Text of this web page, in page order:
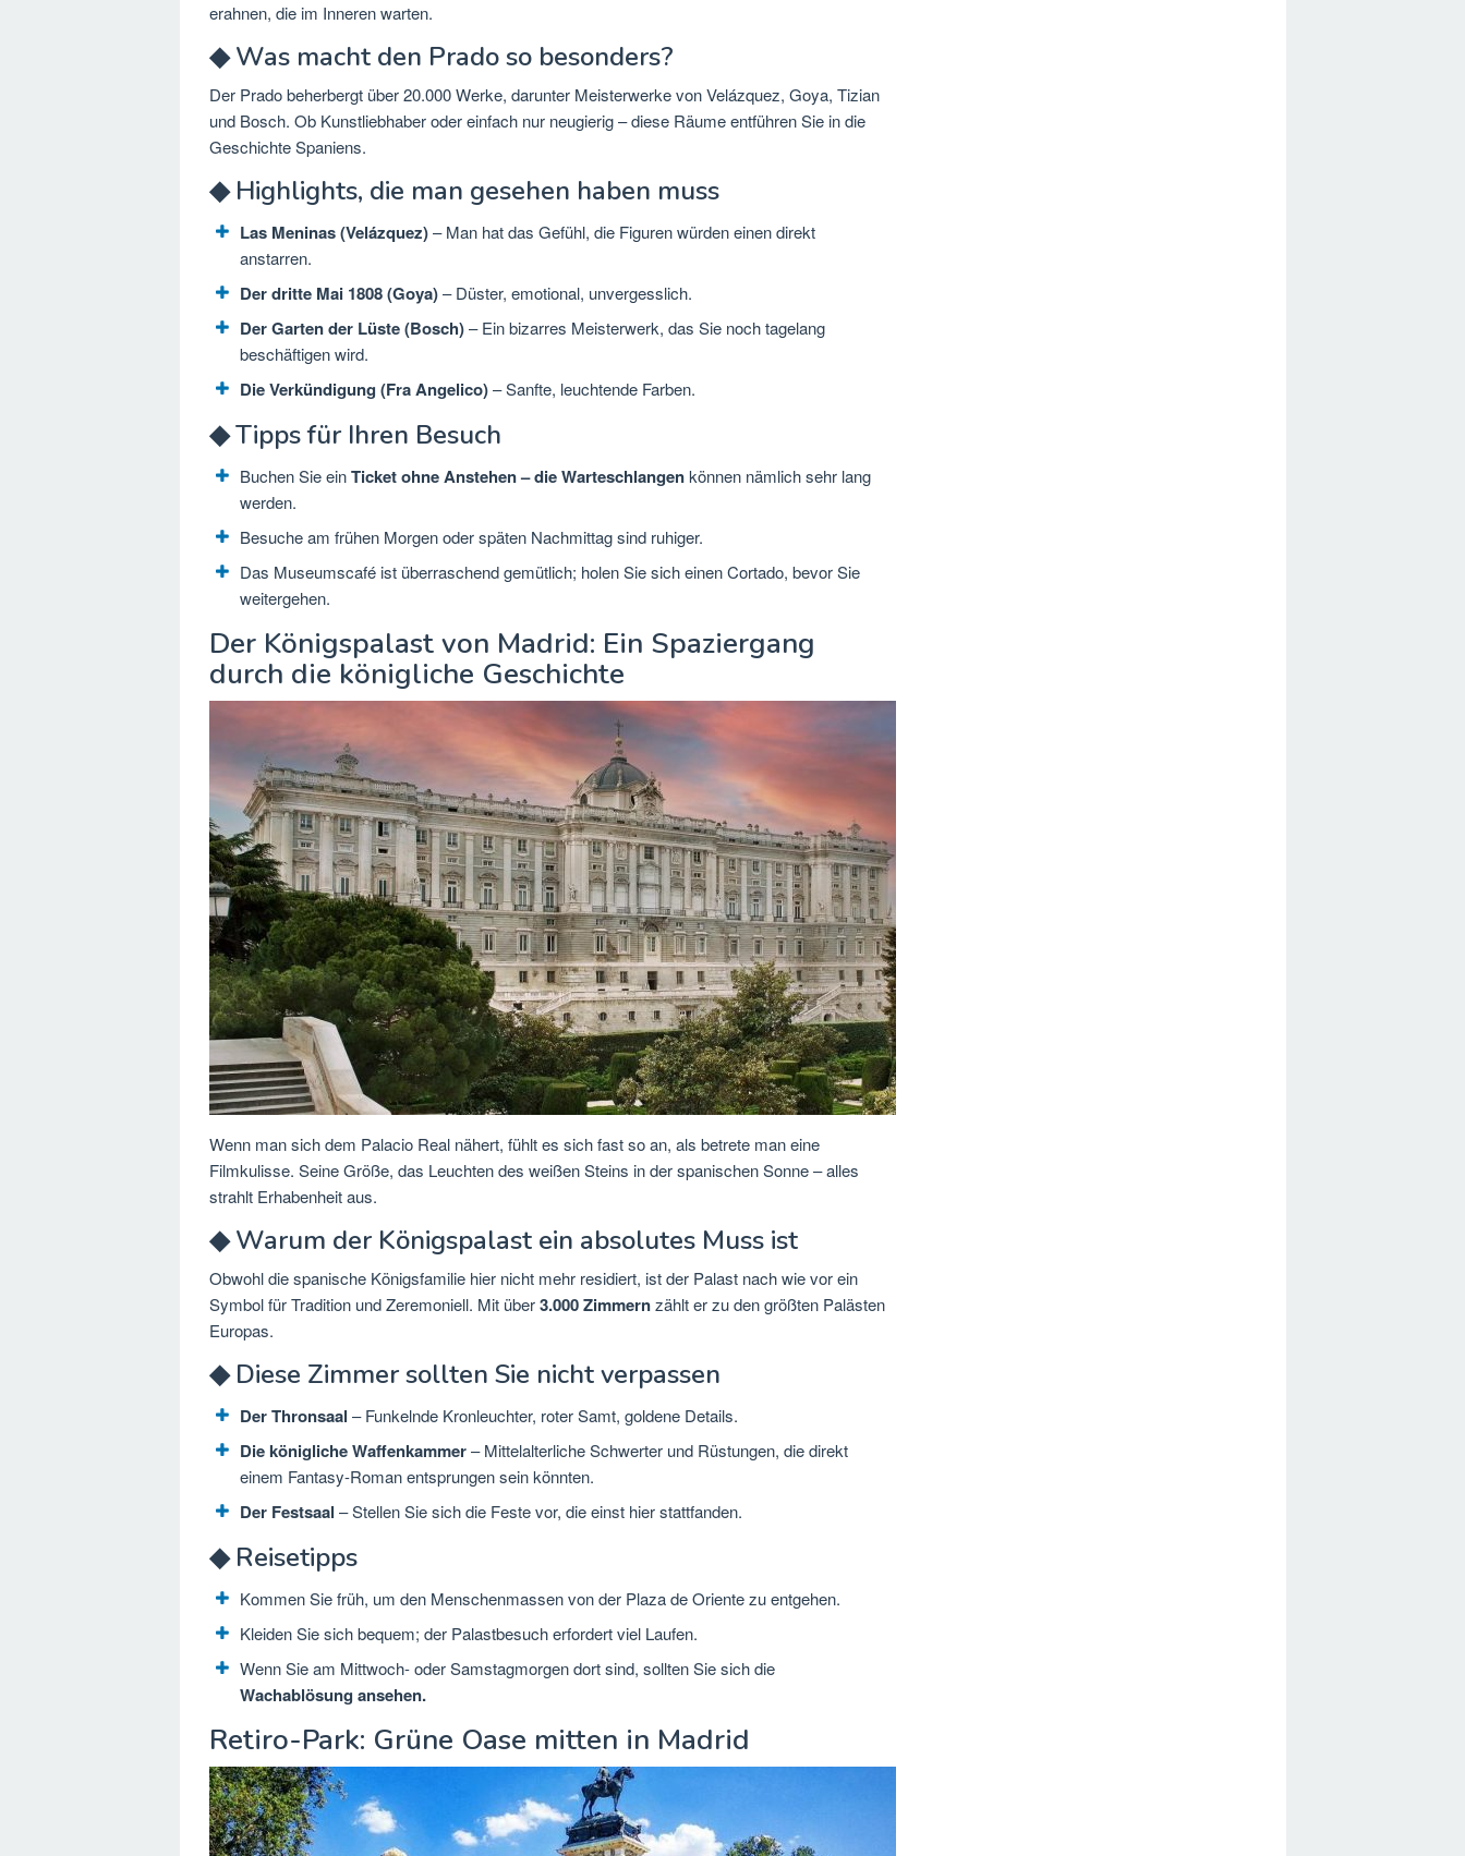
erahnen, die im Inneren warten.
◆ Was macht den Prado so besonders?
Der Prado beherbergt über 20.000 Werke, darunter Meisterwerke von Velázquez, Goya, Tizian
und Bosch. Ob Kunstliebhaber oder einfach nur neugierig – diese Räume entführen Sie in die
Geschichte Spaniens.
◆ Highlights, die man gesehen haben muss
Las Meninas (Velázquez)– Man hat das Gefühl, die Figuren würden einen direkt
anstarren.
Der dritte Mai 1808 (Goya)– Düster, emotional, unvergesslich.
Der Garten der Lüste (Bosch)– Ein bizarres Meisterwerk, das Sie noch tagelang
beschäftigen wird.
Die Verkündigung (Fra Angelico)– Sanfte, leuchtende Farben.
◆ Tipps für Ihren Besuch
Buchen Sie einTicket ohne Anstehen – die Warteschlangenkönnen nämlich sehr lang
werden.
Besuche am frühen Morgen oder späten Nachmittag sind ruhiger.
Das Museumscafé ist überraschend gemütlich; holen Sie sich einen Cortado, bevor Sie
weitergehen.
Der Königspalast von Madrid: Ein Spaziergang
durch die königliche Geschichte
Wenn man sich dem Palacio Real nähert, fühlt es sich fast so an, als betrete man eine
Filmkulisse. Seine Größe, das Leuchten des weißen Steins in der spanischen Sonne – alles
strahlt Erhabenheit aus.
◆ Warum der Königspalast ein absolutes Muss ist
Obwohl die spanische Königsfamilie hier nicht mehr residiert, ist der Palast nach wie vor ein
Symbol für Tradition und Zeremoniell. Mit über3.000 Zimmernzählt er zu den größten Palästen
Europas.
◆ Diese Zimmer sollten Sie nicht verpassen
Der Thronsaal – Funkelnde Kronleuchter, roter Samt, goldene Details.
Die königliche Waffenkammer– Mittelalterliche Schwerter und Rüstungen, die direkt
einem Fantasy-Roman entsprungen sein könnten.
Der Festsaal – Stellen Sie sich die Feste vor, die einst hier stattfanden.
◆ Reisetipps
Kommen Sie früh, um den Menschenmassen von der Plaza de Oriente zu entgehen.
Kleiden Sie sich bequem; der Palastbesuch erfordert viel Laufen.
Wenn Sie am Mittwoch- oder Samstagmorgen dort sind, sollten Sie sich die
Wachablösung ansehen.
Retiro-Park: Grüne Oase mitten in Madrid